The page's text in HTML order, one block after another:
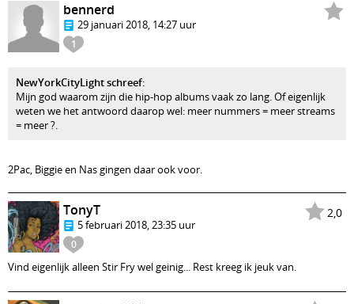
1
bennerd
29 januari 2018, 14:27 uur
NewYorkCityLight schreef:
Mijn god waarom zijn die hip-hop albums vaak zo lang. Of eigenlijk
weten we het antwoord daarop wel: meer nummers = meer streams
= meer ?.
2Pac, Biggie en Nas gingen daar ook voor.
2,0
0
TonyT
5 februari 2018, 23:35 uur
Vind eigenlijk alleen Stir Fry wel geinig... Rest kreeg ik jeuk van.